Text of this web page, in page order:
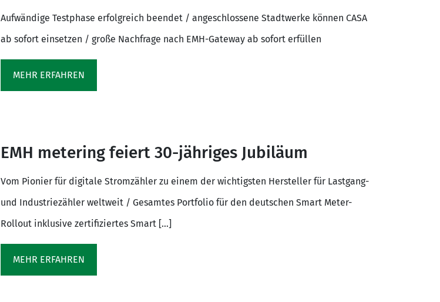
Aufwändige Testphase erfolgreich beendet / angeschlossene Stadtwerke können CASA
ab sofort einsetzen / große Nachfrage nach EMH-Gateway ab sofort erfüllen
MEHR ERFAHREN
EMH metering feiert 30-jähriges Jubiläum
Vom Pionier für digitale Stromzähler zu einem der wichtigsten Hersteller für Lastgang-
und Industriezähler weltweit / Gesamtes Portfolio für den deutschen Smart Meter-
Rollout inklusive zertifiziertes Smart […]
MEHR ERFAHREN